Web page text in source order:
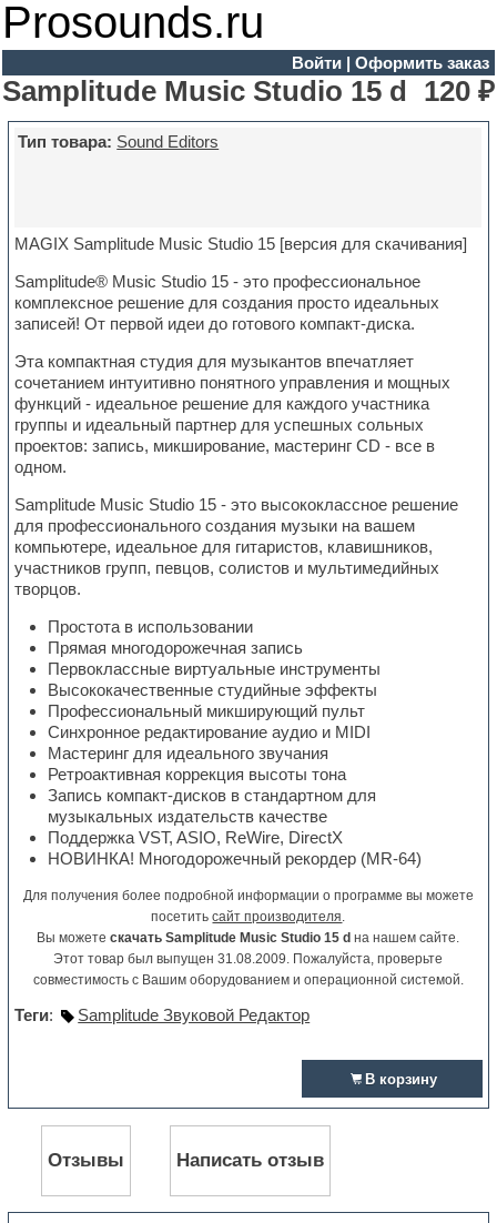
Prosounds.ru
Войти| Оформить заказ
Samplitude Music Studio 15 d 120 ₽
Тип товара: Sound Editors
MAGIX Samplitude Music Studio 15 [версия для скачивания]
Samplitude® Music Studio 15 - это профессиональное
комплексное решение для создания просто идеальных
записей! От первой идеи до готового компакт-диска.
Эта компактная студия для музыкантов впечатляет
сочетанием интуитивно понятного управления и мощных
функций - идеальное решение для каждого участника
группы и идеальный партнер для успешных сольных
проектов: запись, микширование, мастеринг CD - все в
одном.
Samplitude Music Studio 15 - это высококлассное решение
для профессионального создания музыки на вашем
компьютере, идеальное для гитаристов, клавишников,
участников групп, певцов, солистов и мультимедийных
творцов.
Простота в использовании
Прямая многодорожечная запись
Первоклассные виртуальные инструменты
Высококачественные студийные эффекты
Профессиональный микширующий пульт
Синхронное редактирование аудио и MIDI
Мастеринг для идеального звучания
Ретроактивная коррекция высоты тона
Запись компакт-дисков в стандартном для
музыкальных издательств качестве
Поддержка VST, ASIO, ReWire, DirectX
НОВИНКА! Многодорожечный рекордер (MR-64)
Для получения более подробной информации о программе вы можете
посетитьсайт производителя.
Вы можетескачать Samplitude Music Studio 15 d на нашем сайте.
Этот товар был выпущен 31.08.2009. Пожалуйста, проверьте
совместимость с Вашим оборудованием и операционной системой.
Теги: Samplitude Звуковой Редактор
В корзину
Отзывы Написать отзыв